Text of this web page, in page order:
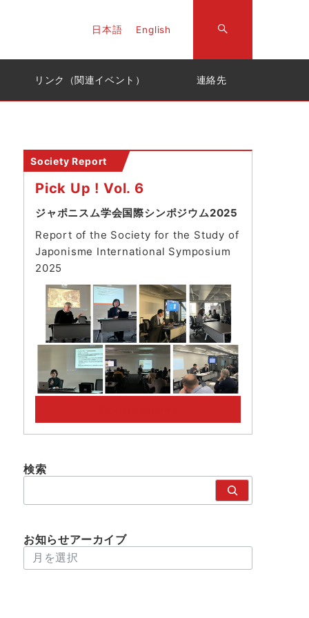
日本語 English
リンク（関連イベント） 連絡先
Society Report
Pick Up ! Vol. 6
ジャポニスム学会国際シンポジウム2025
Report of the Society for the Study of
Japonisme International Symposium
2025
検索
お知らせアーカイブ
アーカイブ